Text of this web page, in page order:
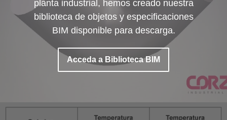
planta industrial, hemos creado nuestra
biblioteca de objetos y especificaciones
BIM disponible para descarga.
Acceda a Biblioteca BIM